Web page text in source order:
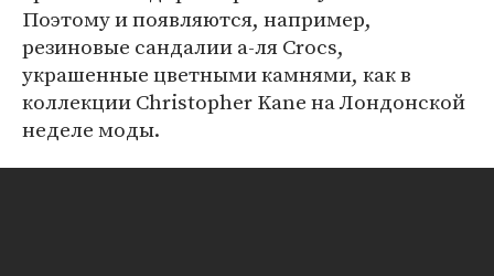
Поэтому и появляются, например,
резиновые сандалии а-ля Crocs,
украшенные цветными камнями, как в
коллекции Christopher Kane на Лондонской
неделе моды.